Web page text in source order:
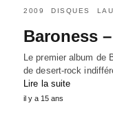
2009 DISQUES
Baroness
Le premier album de
de desert-rock
Lire la suite
il y a 15 ans